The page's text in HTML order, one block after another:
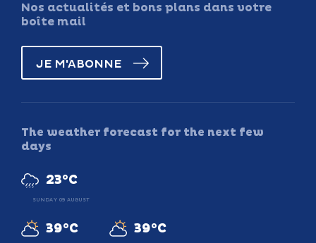
Nos actualités et bons plans dans votre
boîte mail
JE M'ABONNE
The weather forecast for the next few
days
23°C
SUNDAY 09 AUGUST
39°C 39°C